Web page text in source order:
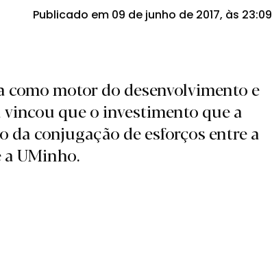
Publicado em 09 de junho de 2017, às 23:09
motor do desenvolvimento e
que o investimento que a
conjugação de esforços entre a
UMinho.